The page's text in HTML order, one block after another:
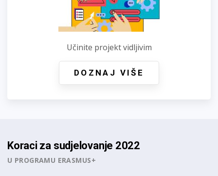
Učinite projekt vidljivim
DOZNAJ VIŠE
Koraci za sudjelovanje 2022
U PROGRAMU ERASMUS+